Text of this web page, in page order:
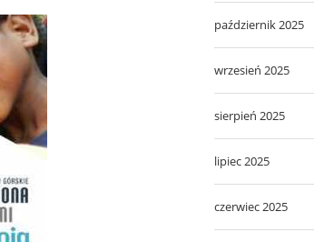
październik 2025
wrzesień 2025
sierpień 2025
lipiec 2025
czerwiec 2025